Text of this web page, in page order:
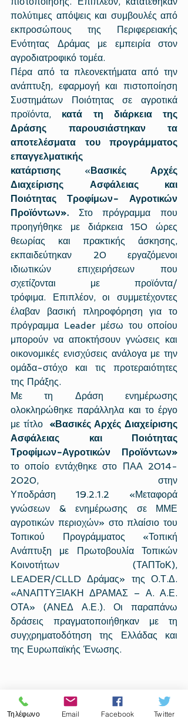
πολύτιμες απόψεις και συμβουλές από
εκπροσώπους της Περιφερειακής
Ενότητας Δράμας με εμπειρία στον
αγροδιατροφικό τομέα.
Πέρα από τα πλεονεκτήματα από την
ανάπτυξη, εφαρμογή και πιστοποίηση
Συστημάτων Ποιότητας σε αγροτικά
προϊόντα, κατά τη διάρκεια της
Δράσης παρουσιάστηκαν τα
αποτελέσματα του προγράμματος
επαγγελματικής
κατάρτισης «Βασικές Αρχές
Διαχείρισης Ασφάλειας και
Ποιότητας Τροφίμων- Αγροτικών
Προϊόντων». Στο πρόγραμμα που
προηγήθηκε με
διάρκεια 150 ώρες
θεωρίας και πρακτικής άσκησης,
εκπαιδεύτηκαν 20 εργαζόμενοι
ιδιωτικών επιχειρήσεων που
σχετίζονται με προϊόντα/
τρόφιμα. Επιπλέον, οι συμμετέχοντες
έλαβαν βασική πληροφόρηση για το
πρόγραμμα Leader μέσω του οποίου
μπορούν να αποκτήσουν γνώσεις και
οικονομικές ενισχύσεις ανάλογα με την
ομάδα-στόχο και τις προτεραιότητες
της Πράξης.
Με τη Δράση ενημέρωσης
ολοκληρώθηκε παράλληλα και το έργο
με τίτλο «Βασικές Αρχές Διαχείρισης
Ασφάλειας και Ποιότητας
το οποίο εντάχθηκε στο ΠΑΑ 2014-
2020, στην
Υποδράση 19.2.1.2 «Μεταφορά
γνώσεων & ενημέρωσης σε ΜΜΕ
αγροτικών περιοχών» στο πλαίσιο του
Τοπικού Προγράμματος «Τοπική
Ανάπτυξη με Πρωτοβουλία Τοπικών
Κοινοτήτων (ΤΑΠΤοΚ),
LEADER/CLLD Δράμας» της Ο.Τ.Δ.
«ΑΝΑΠΤΥΞΙΑΚΗ ΔΡΑΜΑΣ – Α. Α.Ε.
ΟΤΑ» (ΑΝΕΔ Α.Ε.). Οι παραπάνω
δράσεις πραγματοποιήθηκαν με τη
συγχρηματοδότηση της Ελλάδας και
της Ευρωπαϊκής Ένωσης.
Επαγγελματικά σεμινάρια
Τηλέφωνο Email Facebook Twitter